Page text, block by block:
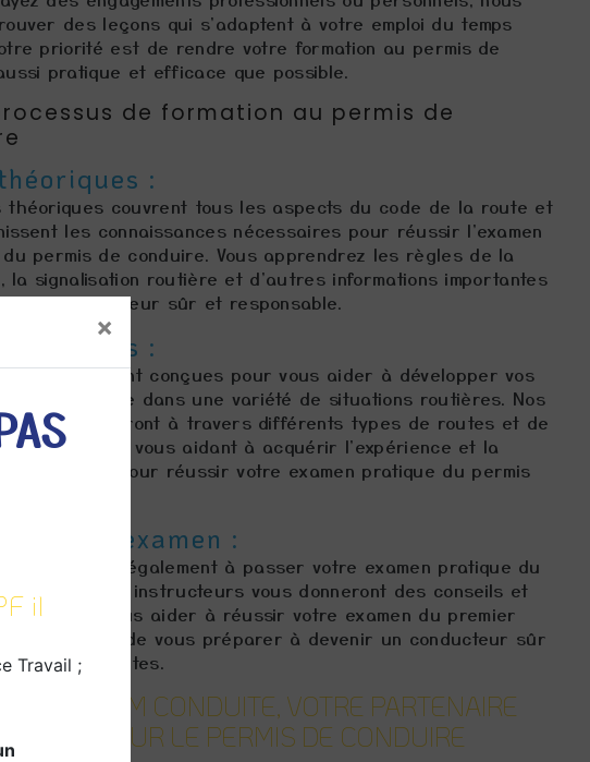
×
il
Travail ;
des leçons qui s'adaptent à votre emploi du temps
priorité est de rendre votre formation au permis de
pratique et efficace que possible.
de formation au permis de
:
théoriques couvrent tous les aspects du code de la route et
les connaissances nécessaires pour réussir l'examen
permis de conduire. Vous apprendrez les règles de la
la signalisation routière et d'autres informations importantes
un conducteur sûr et responsable.
pratiques :
pratiques sont conçues pour vous aider à développer vos
de conduite dans une variété de situations routières. Nos
vous guideront à travers différents types de routes et de
de circulation, vous aidant à acquérir l'expérience et la
nécessaires pour réussir votre examen pratique du permis
à l'examen :
préparerons également à passer votre examen pratique du
conduire. Nos instructeurs vous donneront des conseils et
pour vous aider à réussir votre examen du premier
objectif est de vous préparer à devenir un conducteur sûr
sur les routes.
: DOM CONDUITE, VOTRE PARTENAIRE
POUR LE PERMIS DE CONDUIRE